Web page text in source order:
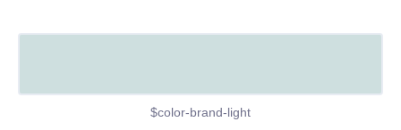
$color-brand-light